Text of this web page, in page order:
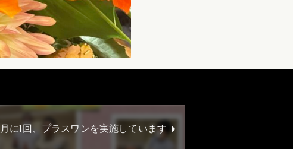
月に1回、プラスワンを実施しています